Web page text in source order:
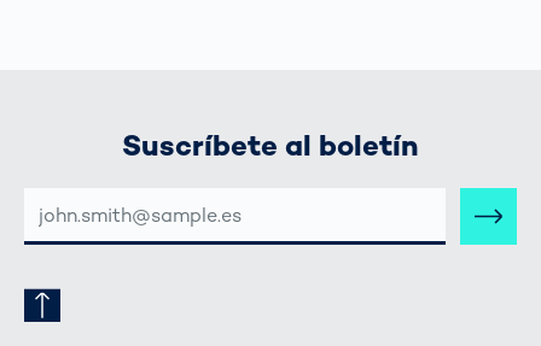
Suscríbete al boletín
CORREO